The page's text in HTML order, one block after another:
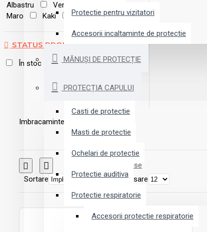
Protectie pentru vizitatori
Accesorii incaltaminte de protectie
MĂNUȘI DE PROTECȚIE
PROTECȚIA CAPULUI
Casti de protectie
Masti de protectie
Ochelari de protectie
Protectie auditiva
Protectie respiratorie
Accesorii protectie respiratorie
Albastru
Verde
Maro
Kaki Bej Roz
STATUS PRODUS
În stoc
Imbracaminte
Comparare Produse
Sortare
Afisare